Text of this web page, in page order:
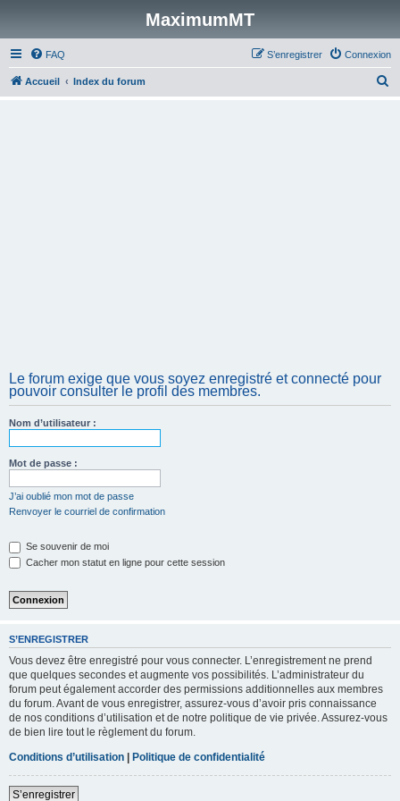
MaximumMT
FAQ Connexion
S’enregistrer
Accueil Index du forum
Le forum exige que vous soyez enregistré et connecté pour
pouvoir consulter le profil des membres.
Nom d’utilisateur :
Mot de passe :
J’ai oublié mon mot de passe
Renvoyer le courriel de confirmation
Se souvenir de moi
Cacher mon statut en ligne pour cette session
S’ENREGISTRER
Vous devez être enregistré pour vous connecter. L’enregistrement ne prend
que quelques secondes et augmente vos possibilités. L’administrateur du
forum peut également accorder des permissions additionnelles aux membres
du forum. Avant de vous enregistrer, assurez-vous d’avoir pris connaissance
de nos conditions d’utilisation et de notre politique de vie privée. Assurez-vous
de bien lire tout le règlement du forum.
Conditions d’utilisation | Politique de confidentialité
S’enregistrer